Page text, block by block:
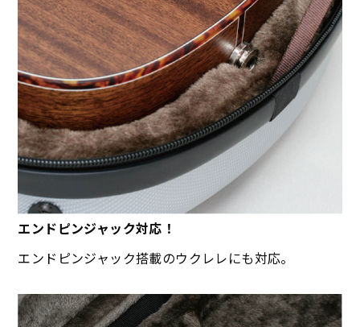
エンドピンジャック対応！
エンドピンジャック搭載のウクレレにも対応。